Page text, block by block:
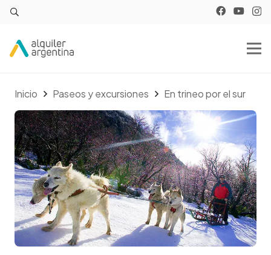
Inicio Paseos y excursiones En trineo por el sur